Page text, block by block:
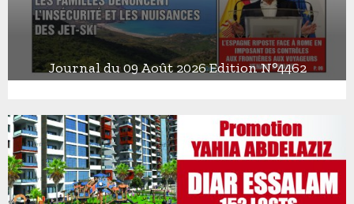
u
r
n
a
l
Journal du 09 Août 2026 Edition N°4462